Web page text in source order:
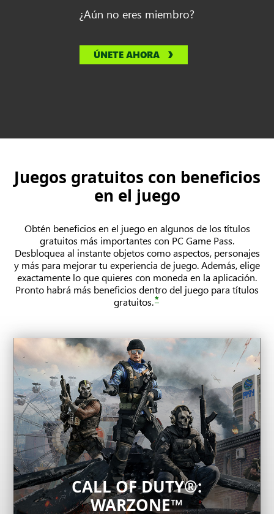
¿Aún no eres miembro?
ÚNETE AHORA
Juegos gratuitos con beneficios
en el juego
Obtén beneficios en el juego en algunos de los títulos
gratuitos más importantes con PC Game Pass.
Desbloquea al instante objetos como aspectos, personajes
y más para mejorar tu experiencia de juego. Además, elige
exactamente lo que quieres con moneda en la aplicación.
Pronto habrá más beneficios dentro del juego para títulos
gratuitos.*
CALL OF DUTY®:
WARZONE™
League of Legends